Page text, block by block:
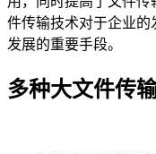
件传输技术对于企业
发展的重要手段。
多种大文件传